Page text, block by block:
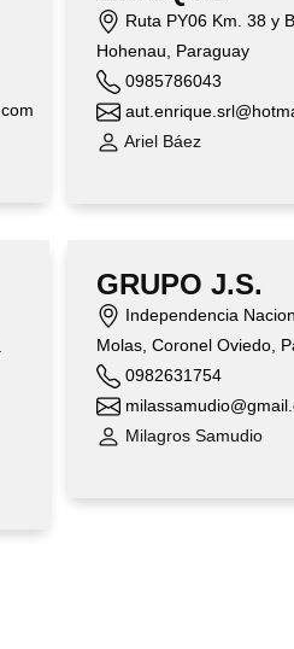
Ruta PY06 Km. 38 y
Hohenau, Paraguay
0985786043
Ariel Báez
GRUPO J.S.
Independencia
Molas, Coronel Oviedo,
0982631754
Milagros Samudio